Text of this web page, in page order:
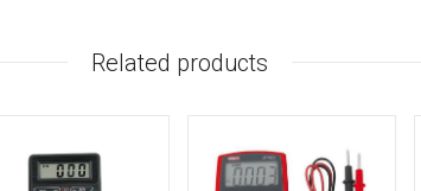
Related products